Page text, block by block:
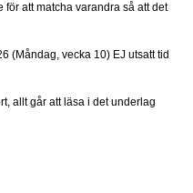
att matcha varandra så att det
(Måndag, vecka 10) EJ utsatt tid
allt går att läsa i det underlag